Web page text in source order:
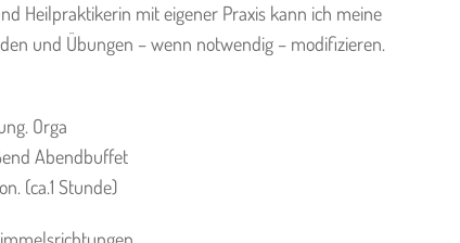
Heilpraktikerin mit eigener Praxis kann ich meine
und Übungen – wenn notwendig – modifizieren.
Orga
Abendbuffet
(ca.1 Stunde)